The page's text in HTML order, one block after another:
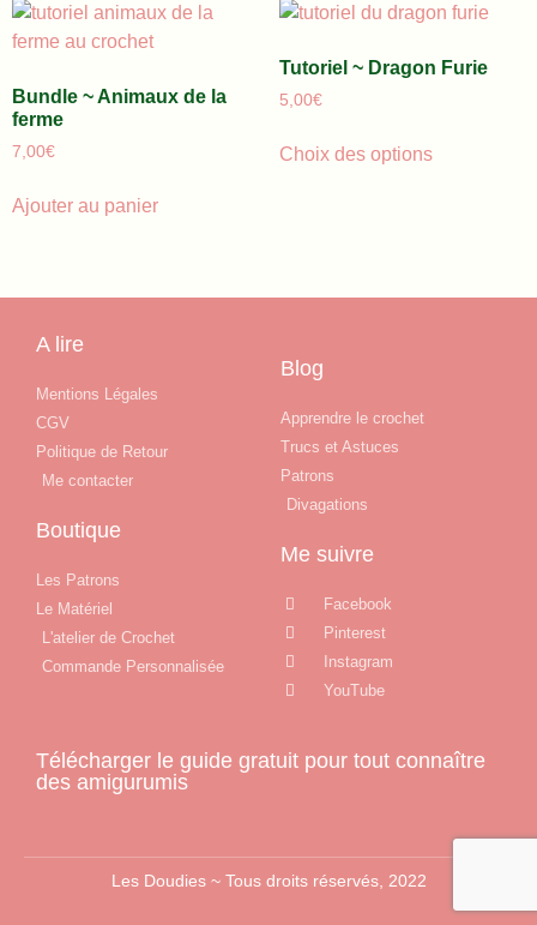
Bundle ~ Animaux de la
ferme
7,00€
Ajouter au panier
Tutoriel ~ Dragon Furie
5,00€
Choix des options
A lire
Mentions Légales
CGV
Politique de Retour
Me contacter
Boutique
Les Patrons
Le Matériel
L'atelier de Crochet
Commande Personnalisée
Blog
Apprendre le crochet
Trucs et Astuces
Patrons
Divagations
Me suivre
Facebook
Pinterest
Instagram
YouTube
Télécharger le guide gratuit pour tout connaître
des amigurumis
Les Doudies ~ Tous droits réservés, 2022